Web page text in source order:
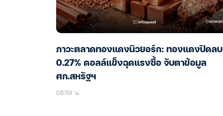
ภาวะตลาดทองแดงนิวยอร์ก: ทองแดงปิดลบ
0.27% ดอลล์แข็งฉุดแรงซื้อ จับตาข้อมูล
ศก.สหรัฐฯ
08:59 น.